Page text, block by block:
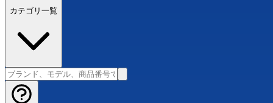
カテゴリ一覧